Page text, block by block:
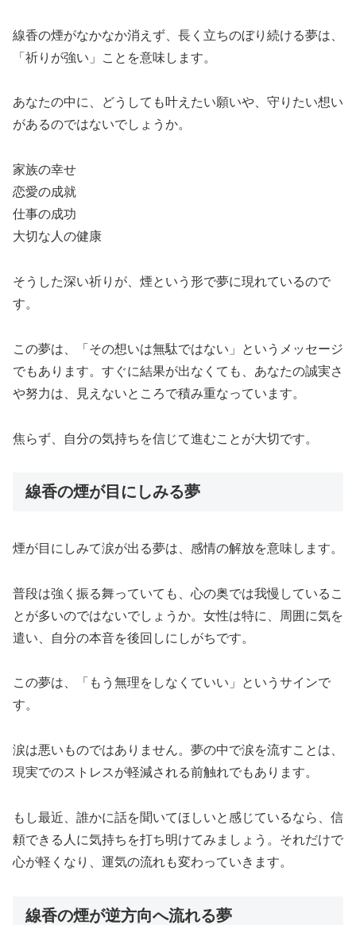
線香の煙がなかなか消えず、長く立ちのぼり続ける夢は、
「祈りが強い」ことを意味します。
あなたの中に、どうしても叶えたい願いや、守りたい想い
があるのではないでしょうか。
家族の幸せ
恋愛の成就
仕事の成功
大切な人の健康
そうした深い祈りが、煙という形で夢に現れているので
す。
この夢は、「その想いは無駄ではない」というメッセージ
でもあります。すぐに結果が出なくても、あなたの誠実さ
や努力は、見えないところで積み重なっています。
焦らず、自分の気持ちを信じて進むことが大切です。
線香の煙が目にしみる夢
煙が目にしみて涙が出る夢は、感情の解放を意味します。
普段は強く振る舞っていても、心の奥では我慢しているこ
とが多いのではないでしょうか。女性は特に、周囲に気を
遣い、自分の本音を後回しにしがちです。
この夢は、「もう無理をしなくていい」というサインで
す。
涙は悪いものではありません。夢の中で涙を流すことは、
現実でのストレスが軽減される前触れでもあります。
もし最近、誰かに話を聞いてほしいと感じているなら、信
頼できる人に気持ちを打ち明けてみましょう。それだけで
心が軽くなり、運気の流れも変わっていきます。
線香の煙が逆方向へ流れる夢